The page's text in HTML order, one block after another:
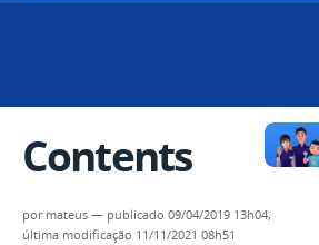
Contents
por mateus — publicado 09/04/2019 13h04,
última modificação 11/11/2021 08h51